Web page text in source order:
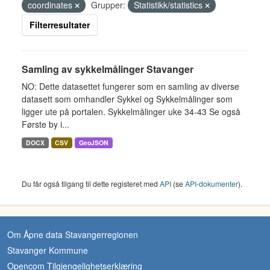
coordinates
Grupper:
Statistikk/statistics
Filterresultater
Samling av sykkelmålinger Stavanger
NO: Dette datasettet fungerer som en samling av diverse
datasett som omhandler Sykkel og Sykkelmålinger som
ligger ute på portalen. Sykkelmålinger uke 34-43 Se også
Første by i...
DOCX CSV GeoJSON
Du får også tilgang til dette registeret med API (seAPI-dokumenter).
Om Åpne data Stavangerregionen
Stavanger Kommune
Opencom Tilgjengelighetserklæring